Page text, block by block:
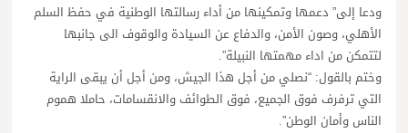
ودعا إلى” دعمها وتمكينها من أداء رسالتها الوطنية في حفظ السلم
الأهلي، وصون الأمن، والدفاع عن السيادة والوقوف الى جانبها
لتتمكن من اداء مهمتها النبيلة”.
وختم بالقول: “نصلي من أجل هذا الجيش، ومن أجل أن يبقى الراية
التي ترفرف فوق الجميع، فوق الطوائف والانقسامات، حاملا هموم
الناس وأمان الوطن”.